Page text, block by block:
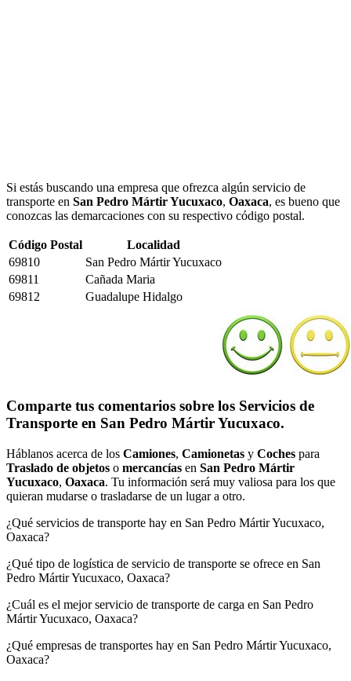
Si estás buscando una empresa que ofrezca algún servicio de
transporte en San Pedro Mártir Yucuxaco, Oaxaca, es bueno que
conozcas las demarcaciones con su respectivo código postal.
Código Postal
Localidad
69810
San Pedro Mártir Yucuxaco
69811
Cañada Maria
69812
Guadalupe Hidalgo
Comparte tus comentarios sobre los Servicios de
Transporte en San Pedro Mártir Yucuxaco.
Háblanos acerca de los Camiones, Camionetas y Coches para
Traslado de objetos o mercancías en San Pedro Mártir
Yucuxaco, Oaxaca. Tu información será muy valiosa para los que
quieran mudarse o trasladarse de un lugar a otro.
¿Qué servicios de transporte hay en San Pedro Mártir Yucuxaco,
Oaxaca?
¿Qué tipo de logística de servicio de transporte se ofrece en San
Pedro Mártir Yucuxaco, Oaxaca?
¿Cuál es el mejor servicio de transporte de carga en San Pedro
Mártir Yucuxaco, Oaxaca?
¿Qué empresas de transportes hay en San Pedro Mártir Yucuxaco,
Oaxaca?